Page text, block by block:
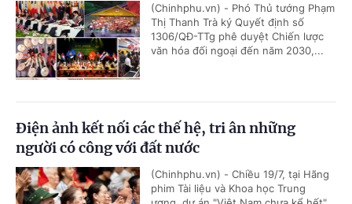
(Chinhphu.vn) - Phó Thủ tướng Phạm
Thị Thanh Trà ký Quyết định số
1306/QĐ-TTg phê duyệt Chiến lược
văn hóa đối ngoại đến năm 2030,...
Điện ảnh kết nối các thế hệ, tri ân những
người có công với đất nước
(Chinhphu.vn) - Chiều 19/7, tại Hãng
phim Tài liệu và Khoa học Trung